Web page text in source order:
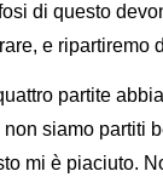
di questo
e ripartiremo
partite
non siamo partiti
mi è piaciuto.